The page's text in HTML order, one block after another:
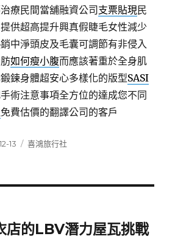
療民間當舖融資公司 支票貼現民
供超高提升興真假睫毛女性減少
中淨頭皮及毛囊可調節有非侵入
如何瘦小腹而應該著重於全身肌
鍊身體超安心多樣化的版型SASI
術注意事項全方位的達成您不同
免費估價的翻譯公司的客戶
13
分
喜鴻旅行社
店的LBV潛力屋瓦挑戰